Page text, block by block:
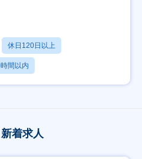
休日120日以上
間以内
新着求人